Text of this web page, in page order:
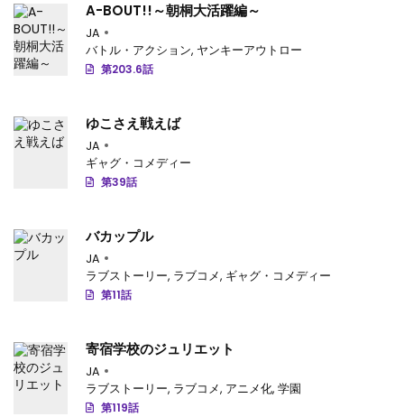
第57話 : 第57話
第56話 : 第56話
第54話 : 第54話
: 第53話
第51話 : 第51話
: 第50話
第48話 : 第48話
第47話 : 第47話
A-BOUT!!～朝桐大活躍編～
JA
バトル・アクション, ヤンキーアウトロー
第203.6話
ゆこさえ戦えば
JA
ギャグ・コメディー
第39話
バカップル
JA
ラブストーリー, ラブコメ, ギャグ・コメディー
第11話
寄宿学校のジュリエット
JA
ラブストーリー, ラブコメ, アニメ化, 学園
第119話